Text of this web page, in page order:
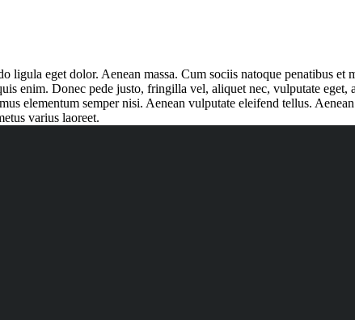
eget dolor. Aenean massa. Cum sociis natoque penatibus
enim. Donec pede justo, fringilla vel, aliquet nec, vulputate
elementum semper nisi. Aenean vulputate eleifend tellus.
varius laoreet.